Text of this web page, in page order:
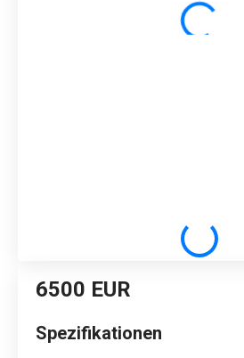
6500 EUR
Spezifikationen